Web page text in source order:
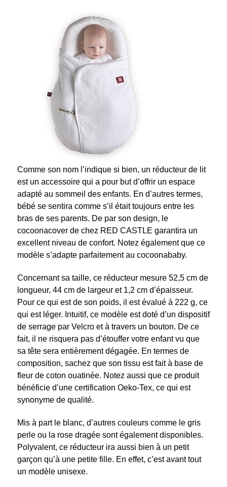
Comme son nom l’indique si bien, un réducteur de lit
est un accessoire qui a pour but d’offrir un espace
adapté au sommeil des enfants. En d’autres termes,
bébé se sentira comme s’il était toujours entre les
bras de ses parents. De par son design, le
cocoonacover de chez RED CASTLE garantira un
excellent niveau de confort. Notez également que ce
modèle s’adapte parfaitement au cocoonababy.
Concernant sa taille, ce réducteur mesure 52,5 cm de
longueur, 44 cm de largeur et 1,2 cm d’épaisseur.
Pour ce qui est de son poids, il est évalué à 222 g, ce
qui est léger. Intuitif, ce modèle est doté d’un dispositif
de serrage par Velcro et à travers un bouton. De ce
fait, il ne risquera pas d’étouffer votre enfant vu que
sa tête sera entièrement dégagée. En termes de
composition, sachez que son tissu est fait à base de
fleur de coton ouatinée. Notez aussi que ce produit
bénéficie d’une certification Oeko-Tex, ce qui est
synonyme de qualité.
Mis à part le blanc, d’autres couleurs comme le gris
perle ou la rose dragée sont également disponibles.
Polyvalent, ce réducteur ira aussi bien à un petit
garçon qu’à une petite fille. En effet, c’est avant tout
un modèle unisexe.